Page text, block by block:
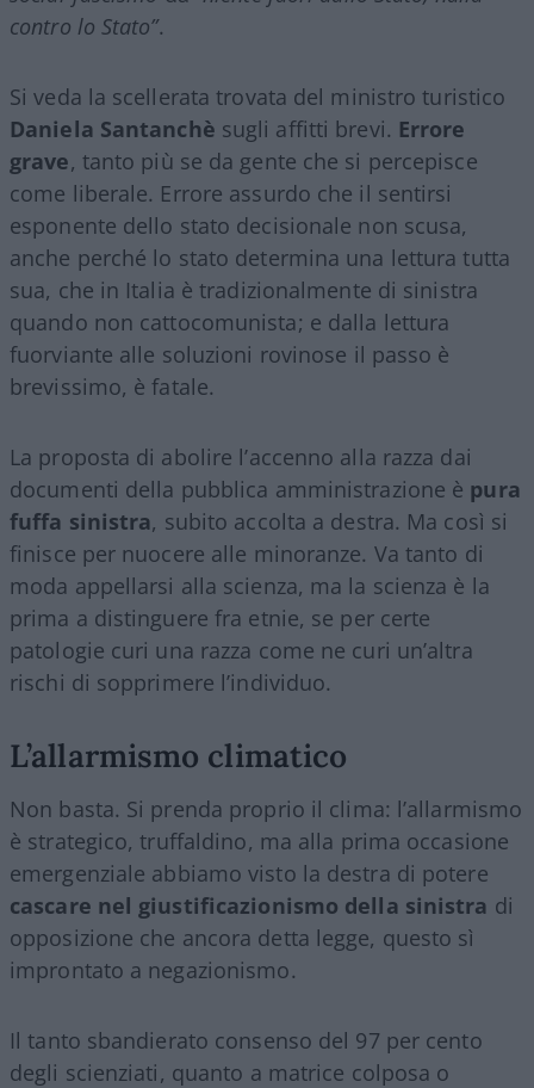
contro lo Stato”.
Si veda la scellerata trovata del ministro turistico
Daniela Santanchè sugli affitti brevi. Errore
grave, tanto più se da gente che si percepisce
come liberale. Errore assurdo che il sentirsi
esponente dello stato decisionale non scusa,
anche perché lo stato determina una lettura tutta
sua, che in Italia è tradizionalmente di sinistra
quando non cattocomunista; e dalla lettura
fuorviante alle soluzioni rovinose il passo è
brevissimo, è fatale.
La proposta di abolire l’accenno alla razza dai
documenti della pubblica amministrazione è pura
fuffa sinistra, subito accolta a destra. Ma così si
finisce per nuocere alle minoranze. Va tanto di
moda appellarsi alla scienza, ma la scienza è la
prima a distinguere fra etnie, se per certe
patologie curi una razza come ne curi un’altra
rischi di sopprimere l’individuo.
L’allarmismo climatico
Non basta. Si prenda proprio il clima: l’allarmismo
è strategico, truffaldino, ma alla prima occasione
emergenziale abbiamo visto la destra di potere
cascare nel giustificazionismo della sinistra di
opposizione che ancora detta legge, questo sì
improntato a negazionismo.
Il tanto sbandierato consenso del 97 per cento
degli scienziati, quanto a matrice colposa o